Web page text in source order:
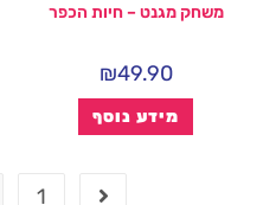
משחק מגנט – חיות הכפר
₪49.90
מידע נוסף
1